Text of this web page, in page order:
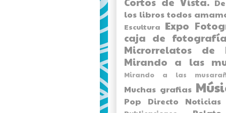
los libros todos
Escultura Expo
caja de
Microrrelatos de
Mirando a las
Mirando a las
Muchas grafias
Pop Directo Noticias